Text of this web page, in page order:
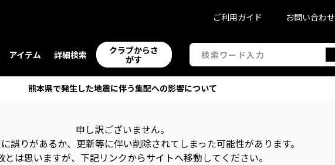
アイテム 詳細検索
クラブからさ
がす
ご利用ガイド お問い合わせ
熊本県で発生した地震に伴う集配への影響について
申し訳ございません。
誤りがあるか、更新等に伴い削除されてしまった可能性があります。
とは思いますが、下記リンクからサイトへ移動してください。